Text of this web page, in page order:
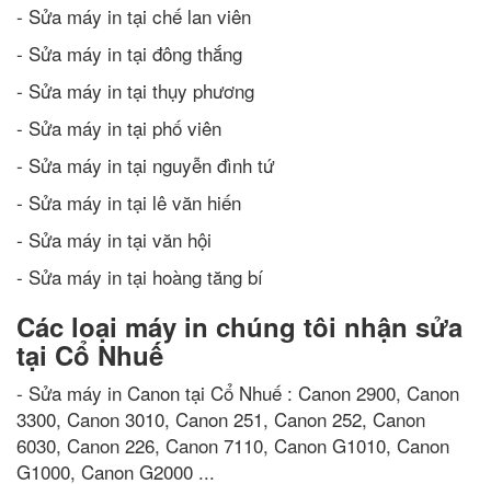
- Sửa máy in tại chế lan viên
- Sửa máy in tại đông thắng
- Sửa máy in tại thụy phương
- Sửa máy in tại phố viên
- Sửa máy in tại nguyễn đình tứ
- Sửa máy in tại lê văn hiến
- Sửa máy in tại văn hội
- Sửa máy in tại hoàng tăng bí
Các loại máy in chúng tôi nhận sửa
tại Cổ Nhuế
- Sửa máy in Canon tại Cổ Nhuế : Canon 2900, Canon
3300, Canon 3010, Canon 251, Canon 252, Canon
6030, Canon 226, Canon 7110, Canon G1010, Canon
G1000, Canon G2000 ...